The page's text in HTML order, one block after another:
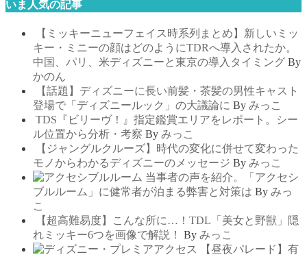
いま人気の記事
【ミッキーニューフェイス時系列まとめ】新しいミッ
キー・ミニーの顔はどのようにTDRへ導入されたか。
中国、パリ、米ディズニーと東京の導入タイミング By
かのん
【話題】ディズニーに長い前髪・茶髪の男性キャスト
登場で「ディズニールック」の大議論に By みっこ
TDS『ビリーヴ！』指定鑑賞エリアをレポート。シー
ル位置から分析・考察 By みっこ
【ジャングルクルーズ】時代の変化に併せて変わった
モノからわかるディズニーのメッセージ By みっこ
当事者の声を紹介。「アクセシ
ブルルーム」に健常者が泊まる弊害と対策は By みっ
こ
【超高難易度】こんな所に…！TDL「美女と野獣」隠
れミッキー6つを画像で解説！
By みっこ
【昼夜パレード】有